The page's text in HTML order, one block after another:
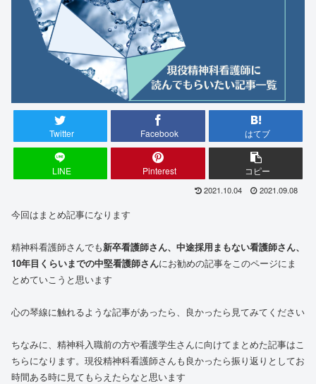
Twitter Facebook はてブ
LINE Pinterest コピー
2021.10.04 2021.09.08
今回はまとめ記事になります
精神科看護師さんでも新卒看護師さん、中途採用まもない看護師さん、
10年目くらいまでの中堅看護師さんにお勧めの記事をこのページにま
とめていこうと思います
心の琴線に触れるような記事があったら、良かったら見てみてください
ちなみに、精神科入職前の方や看護学生さんに向けてまとめた記事はこ
ちらになります。現役精神科看護師さんも良かったら振り返りとしてお
時間ある時に見てもらえたらなと思います